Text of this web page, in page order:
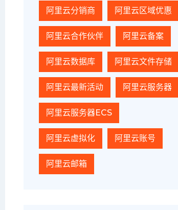
阿里云分销商 阿里云区域优惠
阿里云合作伙伴 阿里云备案
阿里云数据库 阿里云文件存储
阿里云最新活动 阿里云服务器
阿里云服务器ECS
阿里云虚拟化 阿里云账号
阿里云邮箱